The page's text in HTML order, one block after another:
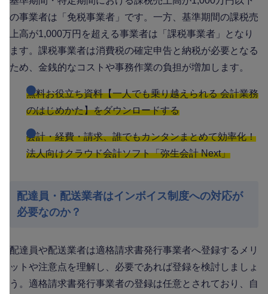
の事業者は「免税事業者」です。一方、基準期間の課税売
上高が1,000万円を超える事業者は「課税事業者」となり
ます。課税事業者は消費税の確定申告と納税が必要となる
ため、金銭的なコストや事務作業の負担が増加します。
無料お役立ち資料【一人でも乗り越えられる 会計業務
のはじめかた】をダウンロードする
会計・経費・請求、誰でもカンタンまとめて効率化！
法人向けクラウド会計ソフト「弥生会計 Next」
配達員・配送業者はインボイス制度への対応が
必要なのか？
配達員や配送業者は適格請求書発行事業者へ登録するメリ
ットや注意点を理解し、必要であれば登録を検討しましょ
う。適格請求書発行事業者の登録は任意とされており、自